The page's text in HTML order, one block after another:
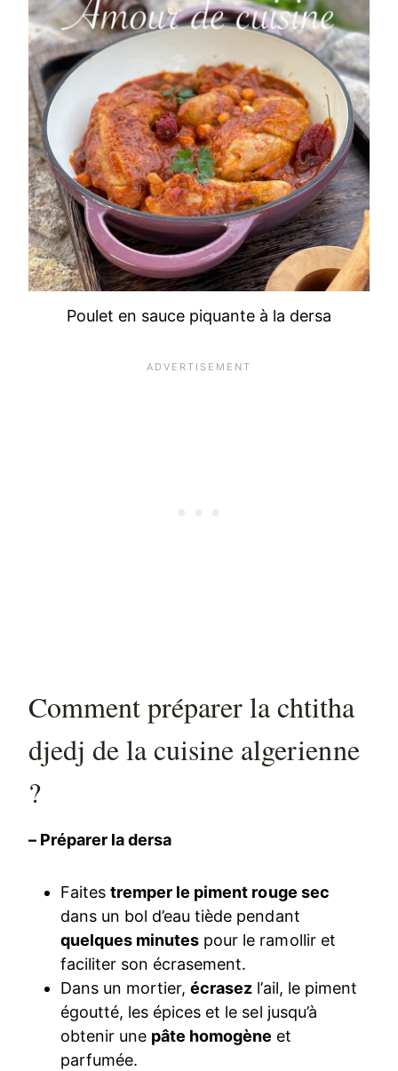
Poulet en sauce piquante à la dersa
Comment préparer la chtitha
djedj de la cuisine algerienne
?
– Préparer la dersa
Faitestremper le piment rouge sec
dans un bol d’eau tiède pendant
quelques minutes pour le ramollir et
faciliter son écrasement.
Dans un mortier,écrasez l’ail, le piment
égoutté, les épices et le sel jusqu’à
obtenir une pâte homogène et
parfumée.